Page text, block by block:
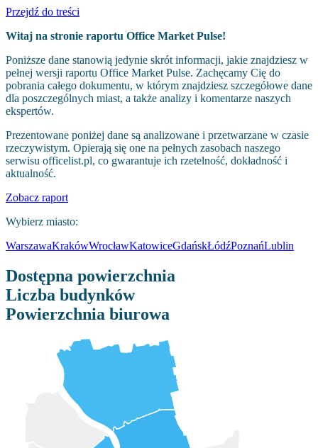
Przejdź do treści
Witaj na stronie raportu Office Market Pulse!
Poniższe dane stanowią jedynie skrót informacji, jakie znajdziesz w
pełnej wersji raportu Office Market Pulse. Zachęcamy Cię do
pobrania całego dokumentu, w którym znajdziesz szczegółowe dane
dla poszczególnych miast, a także analizy i komentarze naszych
ekspertów.
Prezentowane poniżej dane są analizowane i przetwarzane w czasie
rzeczywistym. Opierają się one na pełnych zasobach naszego
serwisu officelist.pl, co gwarantuje ich rzetelność, dokładność i
aktualność.
Zobacz raport
Wybierz miasto:
WarszawaKrakówWrocławKatowiceGdańskŁódźPoznańLublin
Dostępna powierzchnia
Liczba budynków
Powierzchnia biurowa